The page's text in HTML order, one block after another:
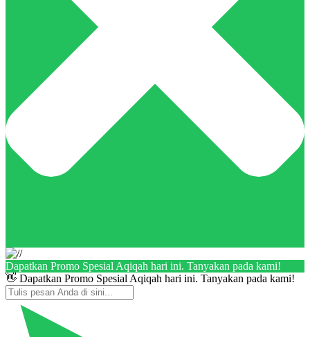
Dapatkan Promo Spesial Aqiqah hari ini. Tanyakan pada kami!
👋 Dapatkan Promo Spesial Aqiqah hari ini. Tanyakan pada kami!